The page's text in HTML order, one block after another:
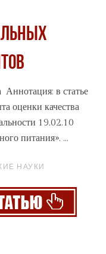
Аннотация: в статье
оценки качества
19.02.10
питания». ...
НАУКИ